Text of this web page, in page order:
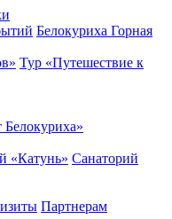
Белокуриха Горная
Тур «Путешествие к
Белокуриха»
«Катунь» Санаторий
Партнерам